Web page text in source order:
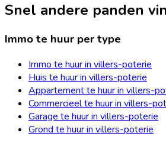
Snel andere panden
Immo te huur per type
Immo te huur in villers-poterie
Huis te huur in villers-poterie
Appartement te huur in villers-
Commercieel te huur in villers-
Garage te huur in villers-poterie
Grond te huur in villers-poterie